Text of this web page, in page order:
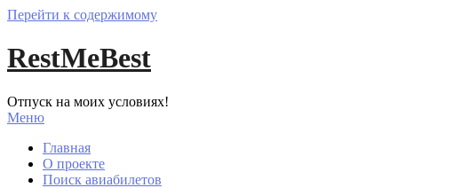
Перейти к содержимому
RestMeBest
Отпуск на моих условиях!
Меню
Главная
О проекте
Поиск авиабилетов